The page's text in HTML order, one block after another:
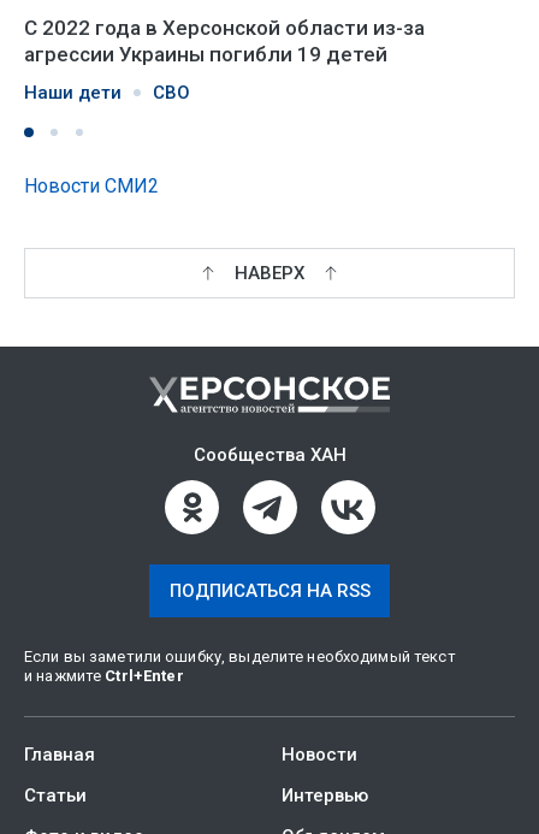
С 2022 года в Херсонской области из-за
агрессии Украины погибли 19 детей
Наши дети СВО
Новости СМИ2
НАВЕРХ
Сообщества ХАН
ПОДПИСАТЬСЯ НА RSS
Если вы заметили ошибку, выделите необходимый текст
и нажмите Ctrl +Enter
Главная
Новости
Статьи
Интервью